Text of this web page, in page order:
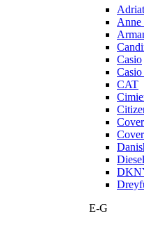
Casio
CAT
Cover
Diesel
E-G